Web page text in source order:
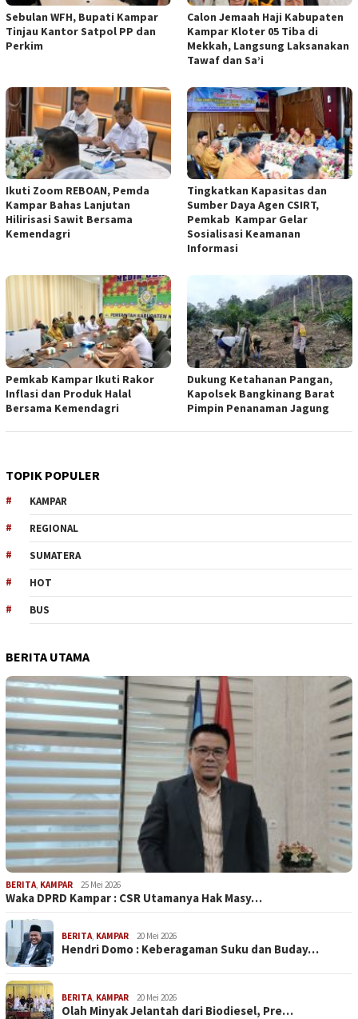
Sebulan WFH, Bupati Kampar
Tinjau Kantor Satpol PP dan
Perkim
Calon Jemaah Haji Kabupaten
Kampar Kloter 05 Tiba di
Mekkah, Langsung Laksanakan
Tawaf dan Sa’i
Ikuti Zoom REBOAN, Pemda
Kampar Bahas Lanjutan
Hilirisasi Sawit Bersama
Kemendagri
Tingkatkan Kapasitas dan
Sumber Daya Agen CSIRT,
Pemkab Kampar Gelar
Sosialisasi Keamanan
Informasi
Pemkab Kampar Ikuti Rakor
Inflasi dan Produk Halal
Bersama Kemendagri
Dukung Ketahanan Pangan,
Kapolsek Bangkinang Barat
Pimpin Penanaman Jagung
TOPIK POPULER
KAMPAR
REGIONAL
SUMATERA
HOT
BUS
BERITA UTAMA
BERITA, KAMPAR 25 Mei 2026
Waka DPRD Kampar : CSR Utamanya Hak Masy…
BERITA, KAMPAR 20 Mei 2026
Hendri Domo : Keberagaman Suku dan Buday…
BERITA, KAMPAR 20 Mei 2026
Olah Minyak Jelantah dari Biodiesel, Pre…